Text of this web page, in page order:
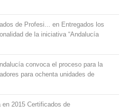
de Profesi... en Entregados los
de la iniciativa “Andalucía
convoca el proceso para la
para ochenta unidades de
2015 Certificados de